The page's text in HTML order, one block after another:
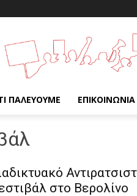
ΠΑΛΕΎΟΥΜΕ ΕΠΙΚΟΙΝΩΝΊΑ
στο Βερολίνο